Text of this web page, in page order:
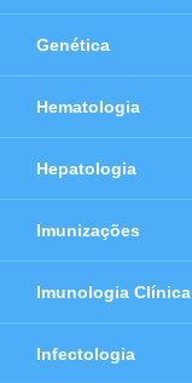
Genética
Hematologia
Hepatologia
Imunizações
Imunologia Clínica
Infectologia